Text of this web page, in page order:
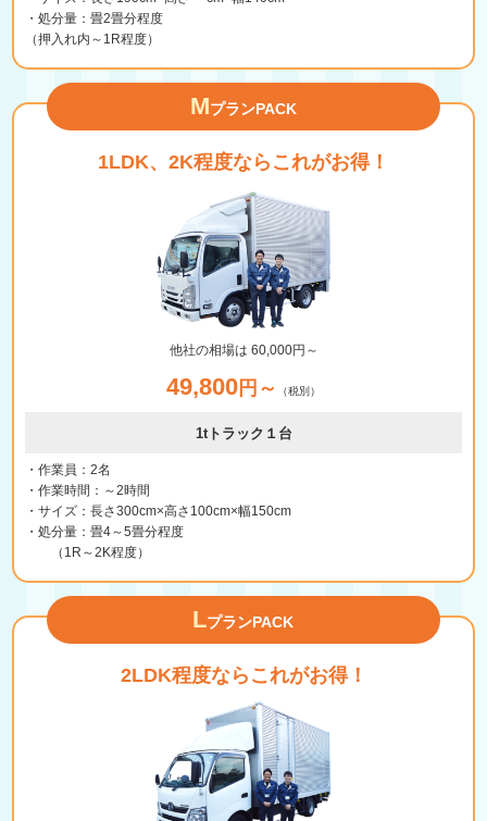
・処分量：畳2畳分程度
（押入れ内～1R程度）
MプランPACK
1LDK、2K程度ならこれがお得！
他社の相場は 60,000円～
49,800 円～ （税別）
1tトラック１台
・作業員：2名
・作業時間：～2時間
・サイズ：長さ300cm×高さ100cm×幅150cm
・処分量：畳4～5畳分程度
（1R～2K程度）
LプランPACK
2LDK程度ならこれがお得！